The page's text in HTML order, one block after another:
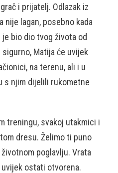
i prijatelj. Odlazak iz
nije lagan, posebno kada
bio dio tvog života od
Matija će uvijek
na terenu, ali i u
s njim dijelili rukometne
treningu, svakoj utakmici i
dresu. Želimo ti puno
poglavlju. Vrata
uvijek ostati otvorena.